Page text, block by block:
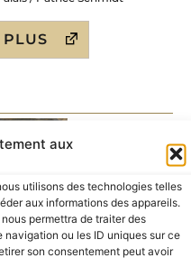
aux
utilisons des technologies telles
aux informations des appareils.
permettra de traiter des
ou les ID uniques sur ce
son consentement peut avoir
PLUS